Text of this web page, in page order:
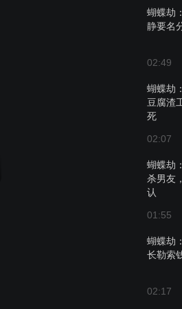
蝴蝶劫
静要名
02:49
蝴蝶劫
豆腐渣
死
02:07
蝴蝶劫
杀男友
认
01:55
蝴蝶劫
长勒索
02:17